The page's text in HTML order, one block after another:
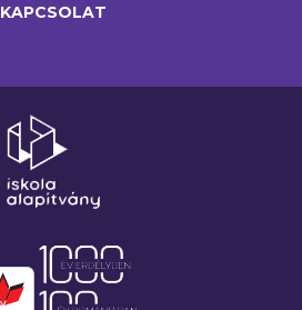
KAPCSOLAT